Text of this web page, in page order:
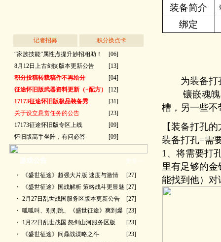
记者招募
积分换点卡
“家族技能”属性点提升妙招相助！
[06]
8月12日上古剑侠版本更新公告
[13]
积分投稿转载稿件不再给分
[04]
征途怀旧版武器资料更新（+配方）
[12]
17173征途怀旧版极品装备秀
[31]
关于设立悬赏任务的公告
[23]
17173征途怀旧版专区上线
[09]
怀旧版高手坐阵，有问必答
[09]
・ 《盛世征途》超强大片版 速度与激情
[27]
・
《盛世征途》国战解析 策略战斗更显魅 [27]
・
2月27日乱世战国服务区版本更新公告
[27]
・
呱呱叫、别别跳、《盛世征途》爽到爆 [23]
・
1月22日乱世战国 怒剑山河服务区版
[23]
・
《盛世征途》问鼎战谋略之斗
[23]
装备简介
绑定
为装备打孔
镶嵌魂魄石
槽，另一些不
【装备打孔
装备打孔=需
1、将需要打
里有足够的
能找到他）对